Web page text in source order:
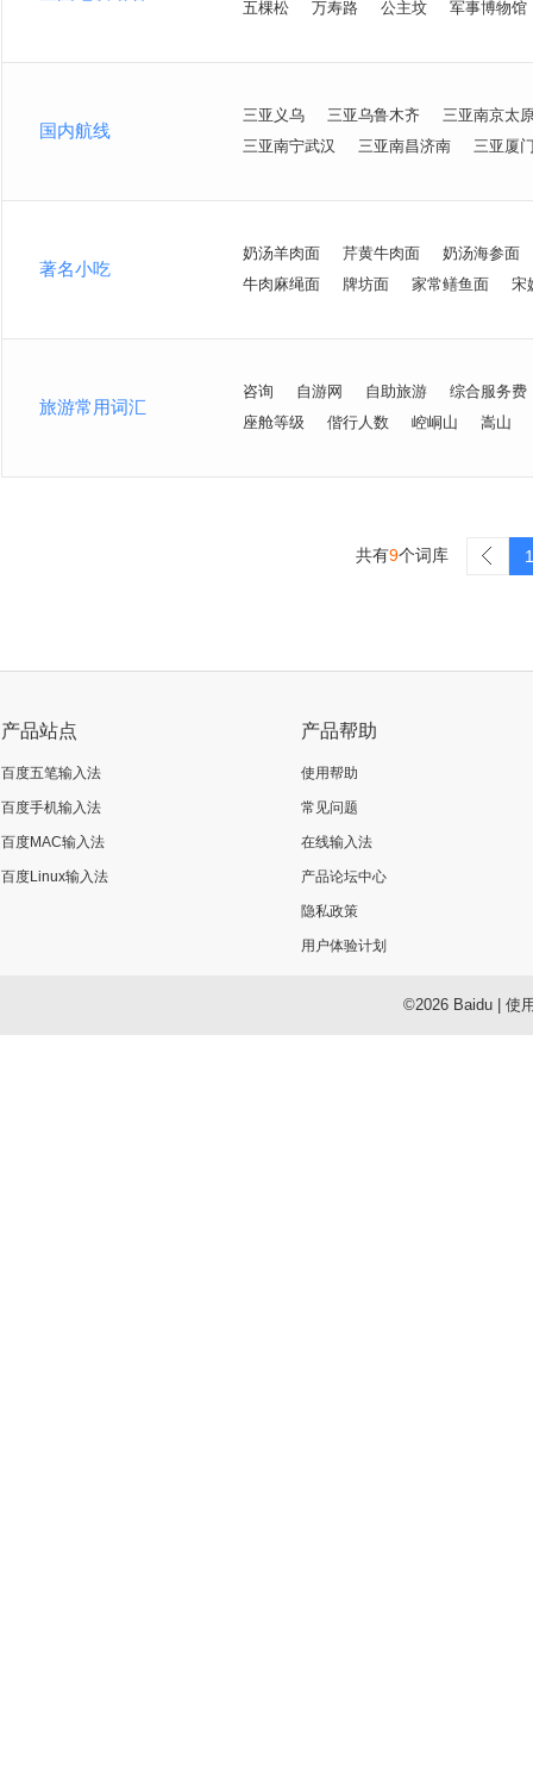
五棵松
万寿路 公主坟 军事博物馆
国内航线
三亚义乌 三亚乌鲁木齐
三亚南京太
三亚南宁武汉
三亚南昌济南 三亚厦
著名小吃
奶汤羊肉面 芹黄牛肉面
奶汤海参面
牛肉麻绳面
牌坊面 家常鳝鱼面 宋
旅游常用词汇
咨询 自游网 自助旅游
综合服务费
座舱等级
偕行人数 崆峒山 嵩山
共有9个词库 1
产品站点
百度五笔输入法
百度手机输入法
百度MAC输入法
百度Linux输入法
产品帮助
使用帮助
常见问题
在线输入法
产品论坛中心
隐私政策
用户体验计划
©2026 Baidu| 使